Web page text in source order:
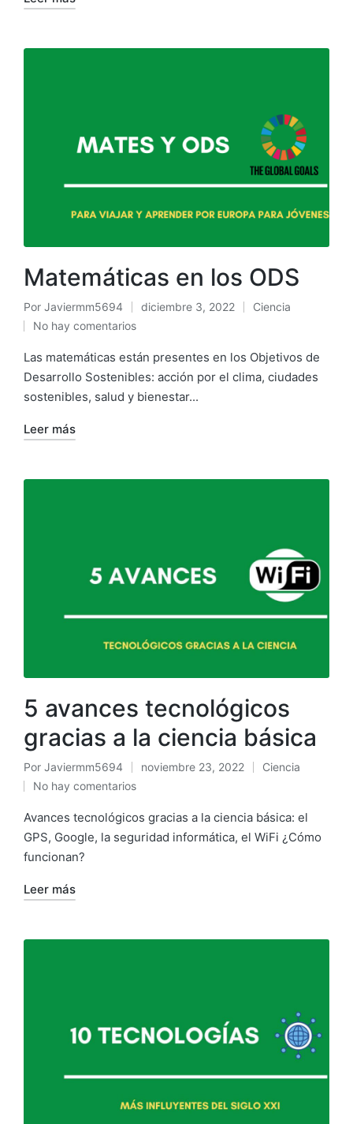
Matemáticas en los ODS
Por Javiermm5694 diciembre 3, 2022
Ciencia
No hay comentarios
Las matemáticas están presentes en los Objetivos de
Desarrollo Sostenibles: acción por el clima, ciudades
sostenibles, salud y bienestar...
Leer más
5 avances tecnológicos
gracias a la ciencia básica
Por Javiermm5694 noviembre 23, 2022
Ciencia
No hay comentarios
Avances tecnológicos gracias a la ciencia básica: el
GPS, Google, la seguridad informática, el WiFi ¿Cómo
funcionan?
Leer más